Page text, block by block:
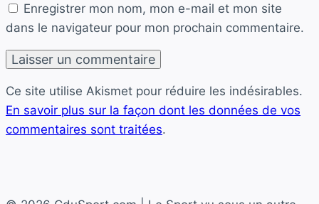
Enregistrer mon nom, mon e-mail et mon site
dans le navigateur pour mon prochain commentaire.
Ce site utilise Akismet pour réduire les indésirables.
En savoir plus sur la façon dont les données de vos
commentaires sont traitées.